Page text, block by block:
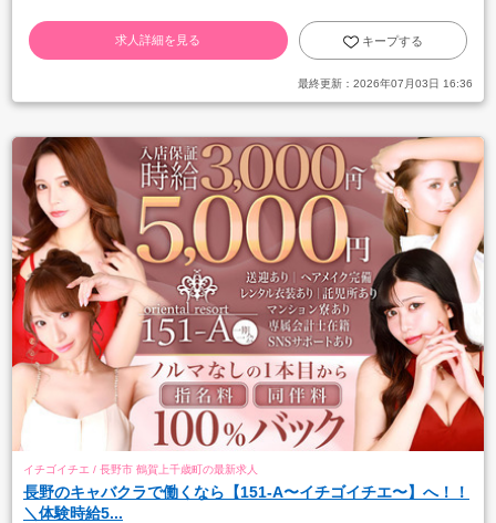
求人詳細を見る キープする
最終更新： 2026年07月03日 16:36
イチゴイチエ / 長野市 鶴賀上千歳町の最新求人
長野のキャバクラで働くなら【151-A〜イチゴイチエ〜】へ！！
＼体験時給5...